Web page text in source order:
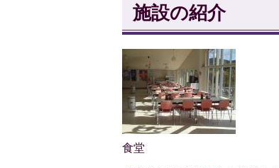
施設の紹介
食堂